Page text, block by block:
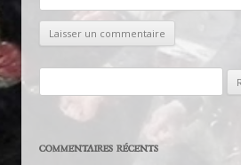
COMMENTAIRES RÉCENTS